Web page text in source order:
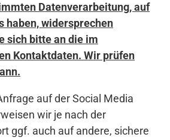
Datenverarbeitung, auf
haben, widersprechen
sich bitte an die im
Kontaktdaten. Wir prüfen
auf der Social Media
wir je nach der
ggf. auch auf andere, sichere